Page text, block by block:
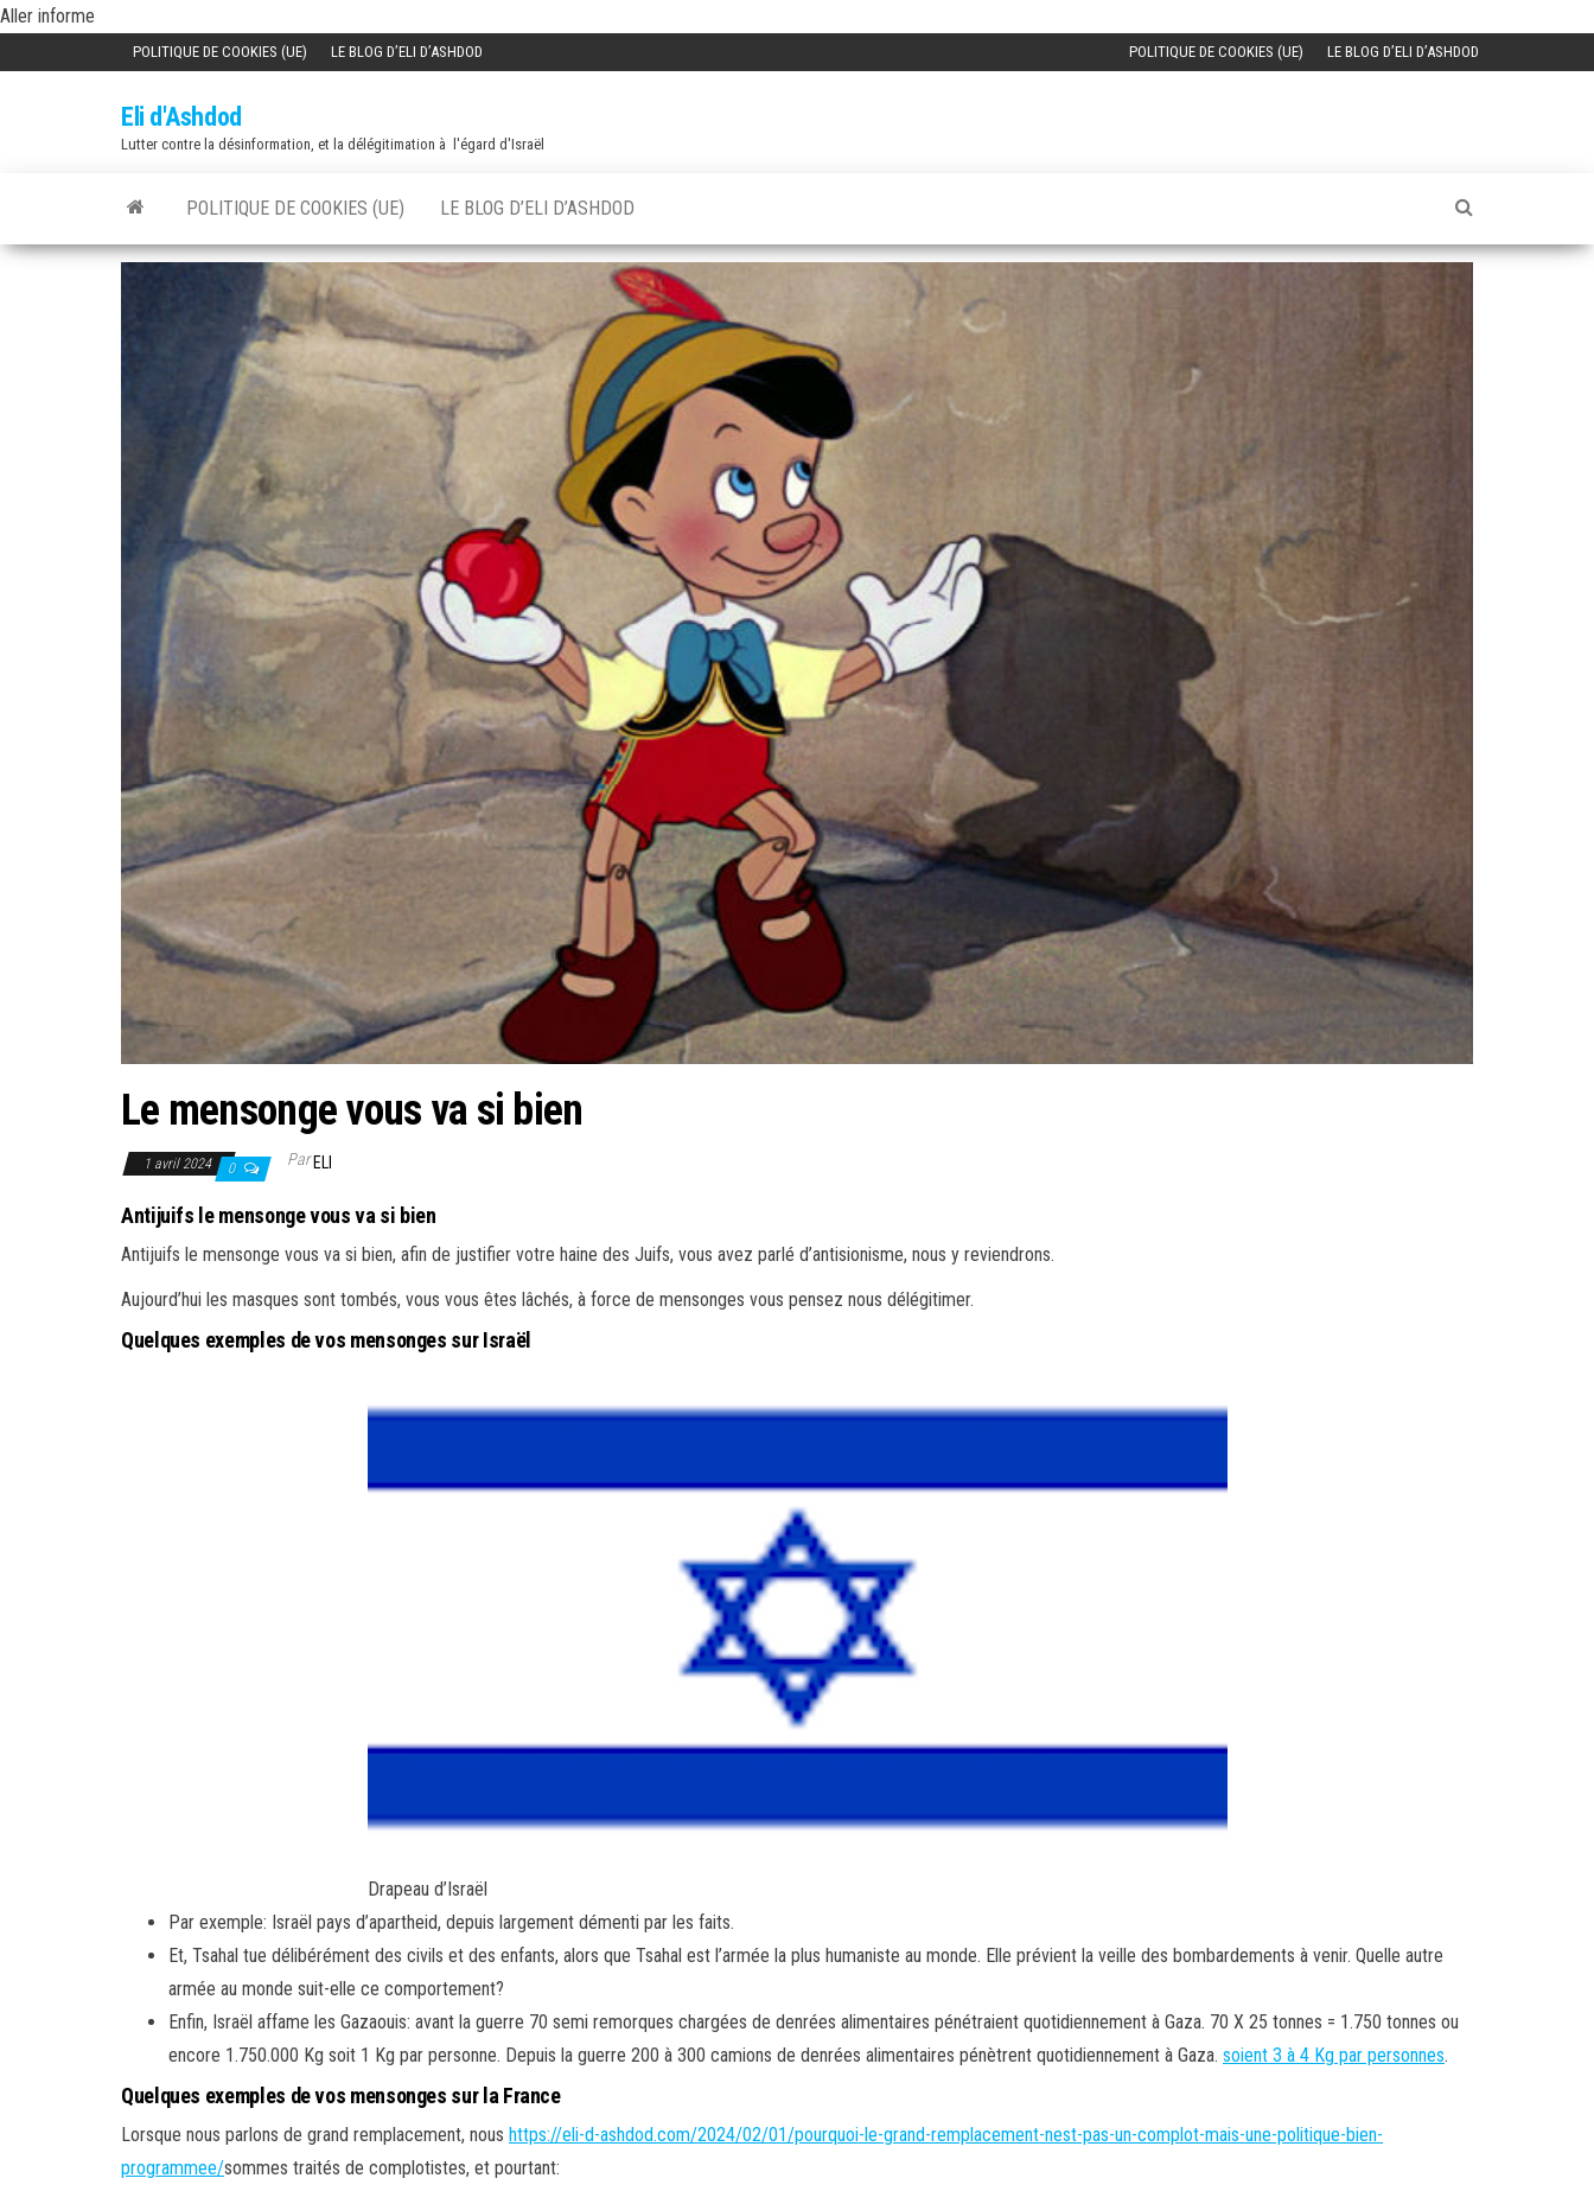
Aller informe
content
POLITIQUE DE COOKIES (UE) LE BLOG D’ELI D’ASHDOD POLITIQUE DE COOKIES (UE) LE BLOG D’ELI D’ASHDOD
Eli d'Ashdod
Lutter contre la désinformation, et la délégitimation à l'égard d'Israël
POLITIQUE DE COOKIES (UE) LE BLOG D’ELI D’ASHDOD
Le mensonge vous va si bien
1 avril 2024 0 ParELI
Antijuifs le mensonge vous va si bien
Antijuifs le mensonge vous va si bien, afin de justifier votre haine des Juifs, vous avez parlé d’antisionisme, nous y reviendrons.
Aujourd’hui les masques sont tombés, vous vous êtes lâchés, à force de mensonges vous pensez nous délégitimer.
Quelques exemples de vos mensonges sur Israël
Drapeau d’Israël
Par exemple: Israël pays d’apartheid, depuis largement démenti par les faits.
Et, Tsahal tue délibérément des civils et des enfants, alors que Tsahal est l’armée la plus humaniste au monde. Elle prévient la veille des bombardements à venir. Quelle autre
armée au monde suit-elle ce comportement?
Enfin, Israël affame les Gazaouis: avant la guerre 70 semi remorques chargées de denrées alimentaires pénétraient quotidiennement à Gaza. 70 X 25 tonnes = 1.750 tonnes ou
encore 1.750.000 Kg soit 1 Kg par personne. Depuis la guerre 200 à 300 camions de denrées alimentaires pénètrent quotidiennement à Gaza. soient 3 à 4 Kg par personnes.
Quelques exemples de vos mensonges sur la France
Lorsque nous parlons de grand remplacement, nous https://eli-d-ashdod.com/2024/02/01/pourquoi-le-grand-remplacement-nest-pas-un-complot-mais-une-politique-bien-
programmee/sommes traités de complotistes, et pourtant: